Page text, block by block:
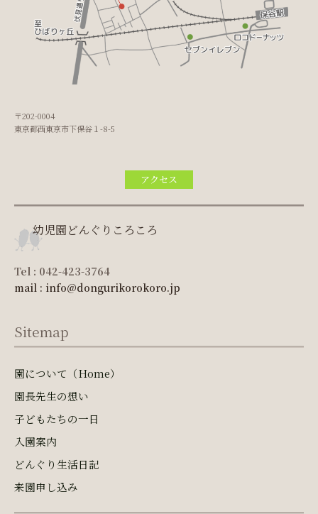
〒202-0004
東京都西東京市下保谷１-8-5
アクセス
幼児園どんぐりころころ
Tel : 042-423-3764
mail : info@dongurikorokoro.jp
Sitemap
園について（Home）
園長先生の想い
子どもたちの一日
入園案内
どんぐり生活日記
来園申し込み